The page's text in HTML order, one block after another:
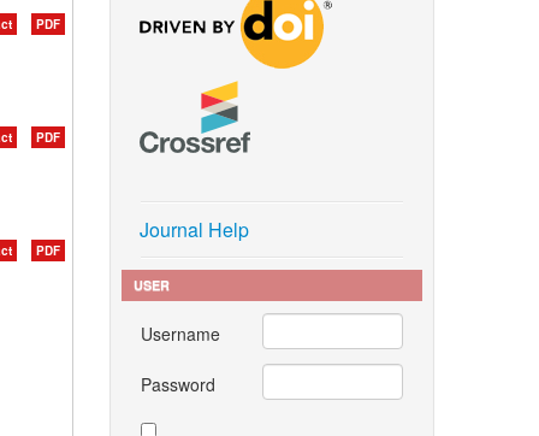
PDF
PDF
PDF
Journal Help
USER
Username
Password